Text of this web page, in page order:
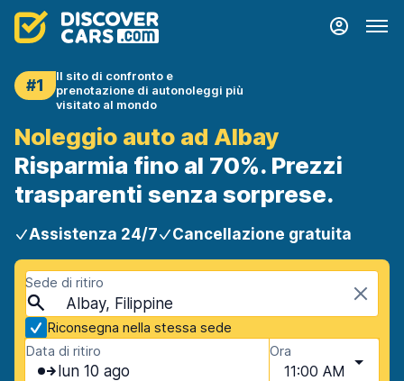
#1
Il sito di confronto e
prenotazione di autonoleggi più
visitato al mondo
Noleggio auto ad Albay
Risparmia fino al 70%. Prezzi
trasparenti senza sorprese.
Assistenza 24/7 Cancellazione gratuita
Sede di ritiro
Albay, Filippine
Riconsegna nella stessa sede
Data di ritiro
lun 10 ago
Ora
11:00 AM